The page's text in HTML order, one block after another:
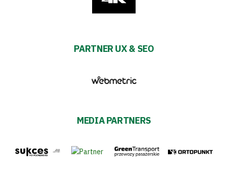
PARTNER UX & SEO
MEDIA PARTNERS